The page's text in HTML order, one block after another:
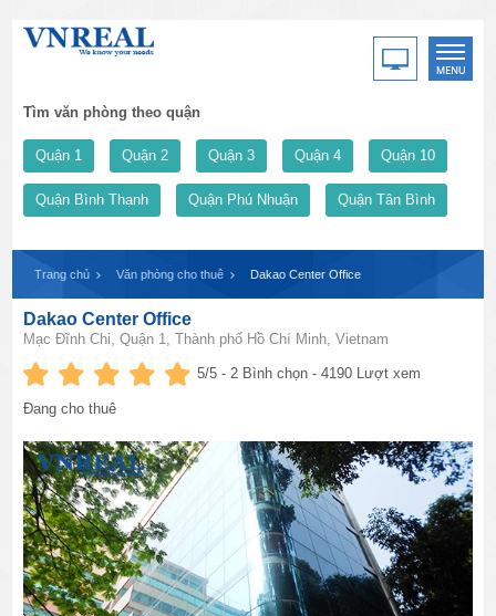
Tìm văn phòng theo quận
Quận 1 Quận 2 Quận 3 Quận 4 Quận 10
Quận Bình Thạnh Quận Phú Nhuận Quận Tân Bình
Trang chủ Văn phòng cho thuê Dakao Center Office
Dakao Center Office
Mạc Đĩnh Chi, Quận 1, Thành phố Hồ Chí Minh, Vietnam
5/5 -2 Bình chọn - 4190 Lượt xem
Đang cho thuê